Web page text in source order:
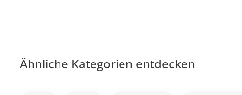
Ähnliche Kategorien entdecken